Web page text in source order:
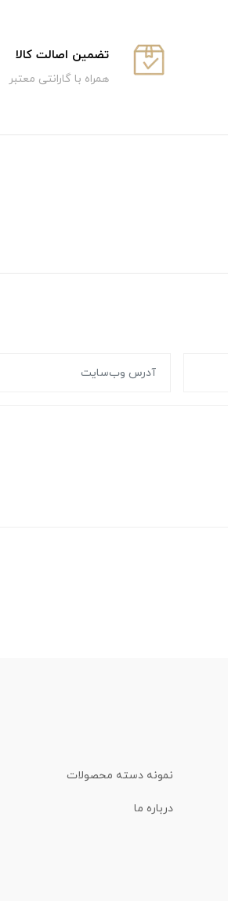
تضمین اصالت کالا
همراه با گارانتی معتبر
نمونه دسته محصولات
درباره ما